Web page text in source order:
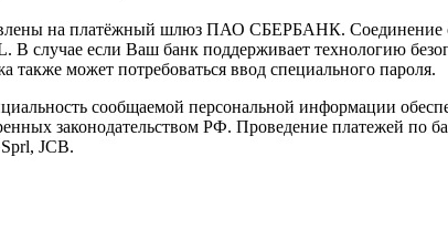
на платёжный шлюз ПАО СБЕРБАНК. Соединение
случае если Ваш банк поддерживает технологию
также может потребоваться ввод специального пароля.
сообщаемой персональной информации
законодательством РФ. Проведение платежей по
JCB.